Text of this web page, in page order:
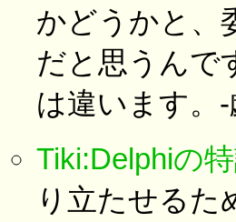
かどうかと、
だと思うんで
は違います。-
Tiki:Delphiの
り立たせるた